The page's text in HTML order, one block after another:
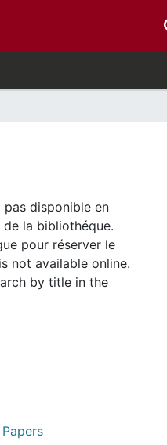
disponible en
la bibliothéque.
pour réserver le
not available online.
by title in the